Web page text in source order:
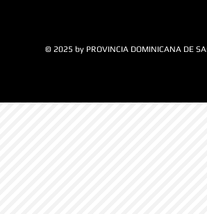
© 2025 by PROVINCIA DOMINICANA DE